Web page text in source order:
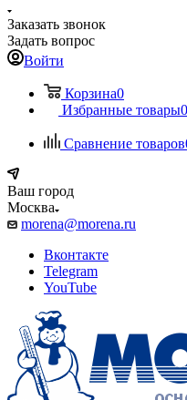
Заказать звонок
Задать вопрос
Войти
Корзина0
Избранные товары0
Сравнение товаров
Ваш город
Москва
morena@morena.ru
Вконтакте
Telegram
YouTube